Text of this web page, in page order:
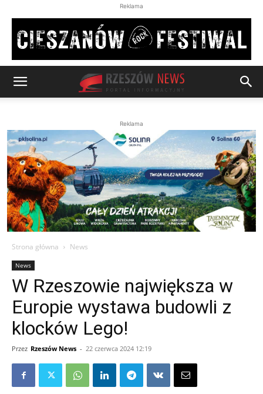
Reklama
Reklama
Strona główna News
News
W Rzeszowie największa w
Europie wystawa budowli z
klocków Lego!
Przez Rzeszów News - 22 czerwca 2024 12:19